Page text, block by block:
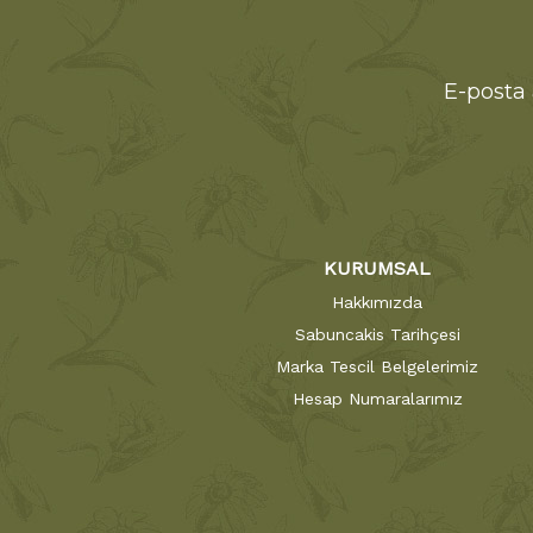
E-
KURUMSAL
Hakkımızda
Sabuncakis Tarihçesi
Marka Tescil Belgelerimiz
Hesap Numaralarımız